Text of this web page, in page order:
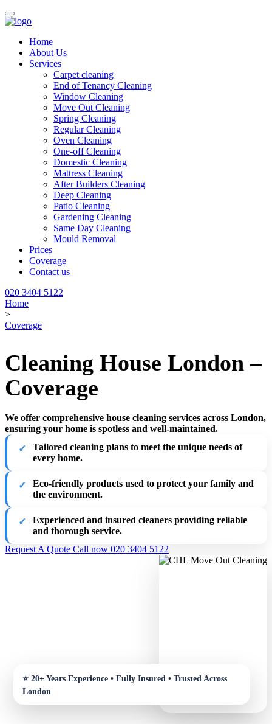
Home
About Us
Services
Carpet cleaning
End of Tenancy Cleaning
Window Cleaning
Move Out Cleaning
Spring Cleaning
Regular Cleaning
Oven Cleaning
One-off Cleaning
Domestic Cleaning
Mattress Cleaning
After Builders Cleaning
Deep Cleaning
Patio Cleaning
Gardening Cleaning
Same Day Cleaning
Mould Removal
Prices
Coverage
Contact us
020 3404 5122
Home
>
Coverage
Cleaning House London –
Coverage
We offer comprehensive house cleaning services across London,
ensuring your home is spotless and well-maintained.
Tailored cleaning plans to meet the unique needs of
every home.
Eco-friendly products used to protect your family and
the environment.
Experienced and insured cleaners providing reliable
and thorough service.
Request A Quote Call now 020 3404 5122